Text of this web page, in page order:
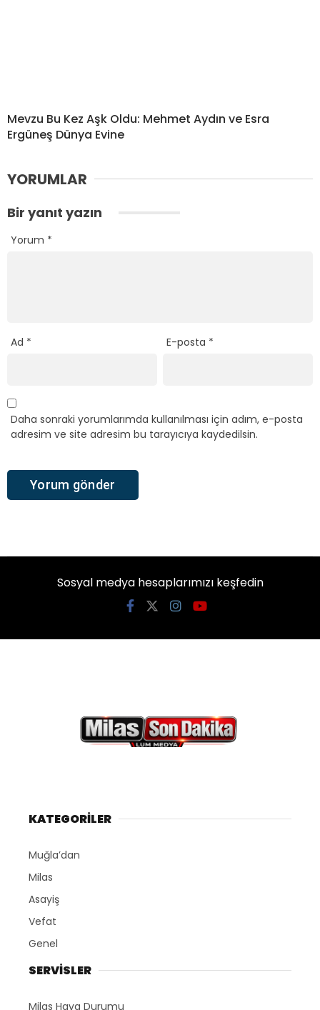
Mevzu Bu Kez Aşk Oldu: Mehmet Aydın ve Esra
Ergüneş Dünya Evine
YORUMLAR
Bir yanıt yazın
Yorum *
Ad * E-posta *
Daha sonraki yorumlarımda kullanılması için adım, e-posta
adresim ve site adresim bu tarayıcıya kaydedilsin.
Sosyal medya hesaplarımızı keşfedin
KATEGORİLER
Muğla’dan
Milas
Asayiş
Vefat
Genel
SERVİSLER
Milas Hava Durumu